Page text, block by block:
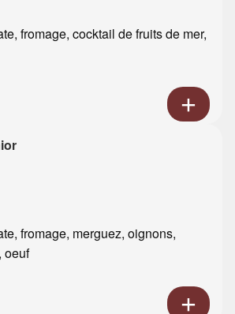
fromage, cocktail de fruits de mer,
fromage, merguez, oignons,
oeuf